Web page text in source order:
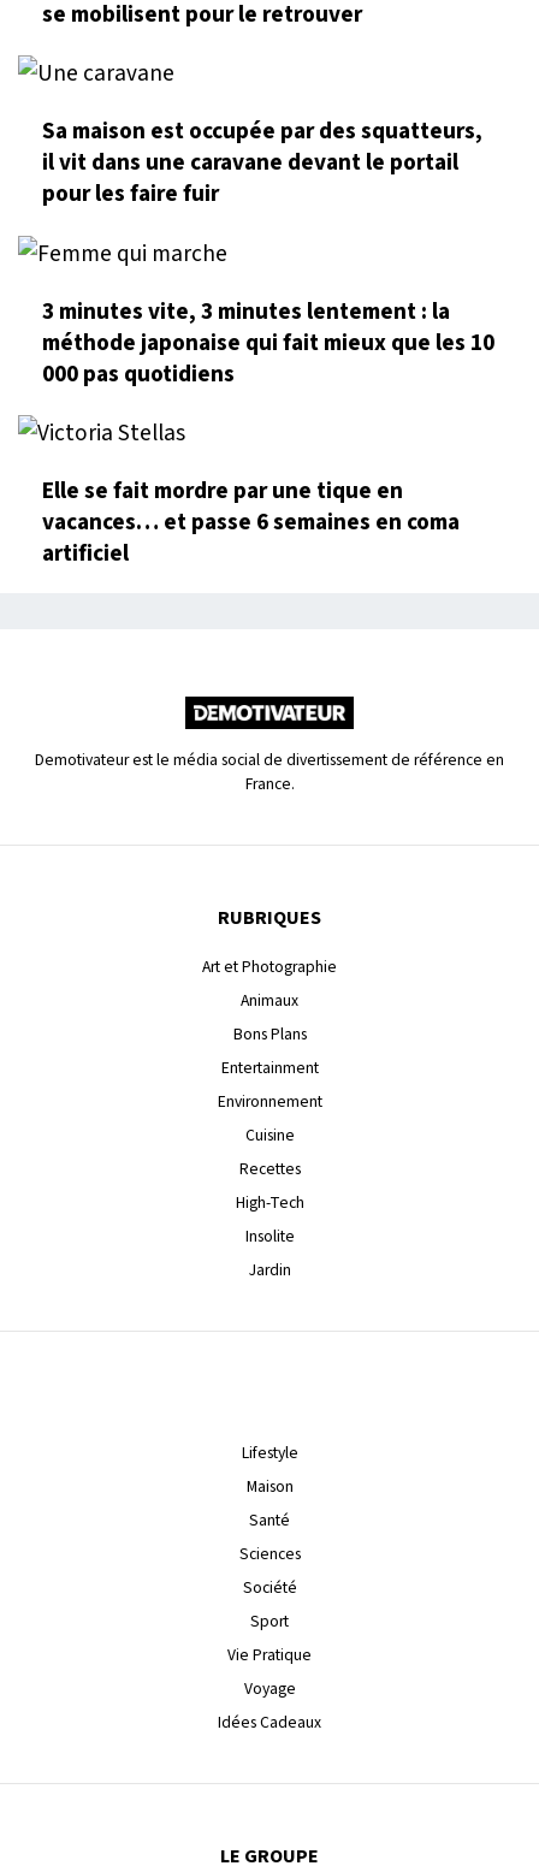
se mobilisent pour le retrouver
Sa maison est occupée par des squatteurs,
il vit dans une caravane devant le portail
pour les faire fuir
3 minutes vite, 3 minutes lentement : la
méthode japonaise qui fait mieux que les 10
000 pas quotidiens
Elle se fait mordre par une tique en
vacances… et passe 6 semaines en coma
artificiel
Demotivateur est le média social de divertissement de référence en
France.
RUBRIQUES
Art et Photographie
Animaux
Bons Plans
Entertainment
Environnement
Cuisine
Recettes
High-Tech
Insolite
Jardin
Lifestyle
Maison
Santé
Sciences
Société
Sport
Vie Pratique
Voyage
Idées Cadeaux
LE GROUPE